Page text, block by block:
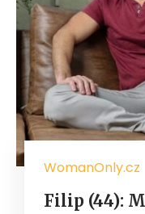
WomanOnly.cz
Filip (44):